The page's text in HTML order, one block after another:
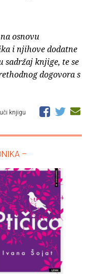
osnovu
i njihove dodatne
sadržaj knjige, te se
dogovora s
knjigu
–